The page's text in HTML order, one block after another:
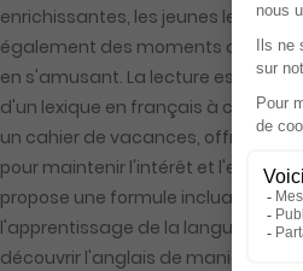
enrichissantes, les jeunes
également des moments de
en s'amusant. La lecture est
d'un lexique en français à chaque
un cahier de vacances, offrant
pour maintenir l'intérêt et
propose une formule incluant un
l'apprentissage de la langue
découvrir l'anglais de manière